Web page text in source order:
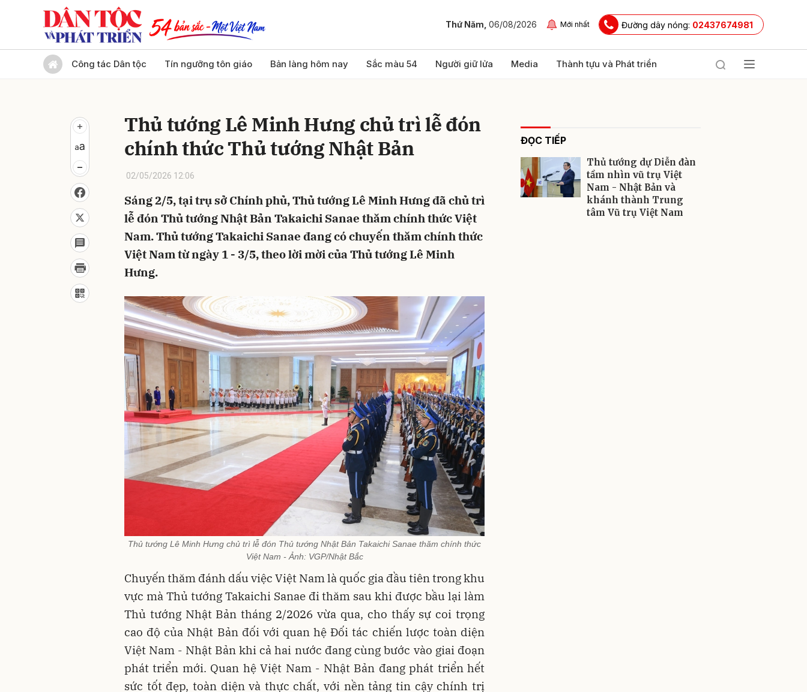
Thứ Năm, 06/08/2026 Mới nhất Đường dây nóng: 02437674981
Công tác Dân tộc Tín ngưỡng tôn giáo Bản làng hôm nay Sắc màu 54 Người giữ lửa Media Thành tựu và Phát triển
Thủ tướng Lê Minh Hưng chủ trì lễ đón
chính thức Thủ tướng Nhật Bản
02/05/2026 12:06
Sáng 2/5, tại trụ sở Chính phủ, Thủ tướng Lê Minh Hưng đã chủ trì
lễ đón Thủ tướng Nhật Bản Takaichi Sanae thăm chính thức Việt
Nam. Thủ tướng Takaichi Sanae đang có chuyến thăm chính thức
Việt Nam từ ngày 1 - 3/5, theo lời mời của Thủ tướng Lê Minh
Hưng.
Thủ tướng Lê Minh Hưng chủ trì lễ đón Thủ tướng Nhật Bản Takaichi Sanae thăm chính thức
Việt Nam - Ảnh: VGP/Nhật Bắc
Chuyến thăm đánh dấu việc Việt Nam là quốc gia đầu tiên trong khu
vực mà Thủ tướng Takaichi Sanae đi thăm sau khi được bầu lại làm
Thủ tướng Nhật Bản tháng 2/2026 vừa qua, cho thấy sự coi trọng
cao độ của Nhật Bản đối với quan hệ Đối tác chiến lược toàn diện
Việt Nam - Nhật Bản khi cả hai nước đang cùng bước vào giai đoạn
phát triển mới. Quan hệ Việt Nam - Nhật Bản đang phát triển hết
sức tốt đẹp, toàn diện và thực chất, với nền tảng tin cậy chính trị
ĐỌC TIẾP
Thủ tướng dự Diễn đàn
tầm nhìn vũ trụ Việt
Nam - Nhật Bản và
khánh thành Trung
tâm Vũ trụ Việt Nam
Gửi bình luận
Hủy Gửi